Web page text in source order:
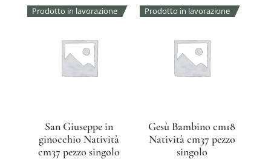
Prodotto in lavorazione
San Giuseppe in
ginocchio Natività
cm37 pezzo singolo
Prodotto in lavorazione
Gesù Bambino cm18
Natività cm37 pezzo
singolo